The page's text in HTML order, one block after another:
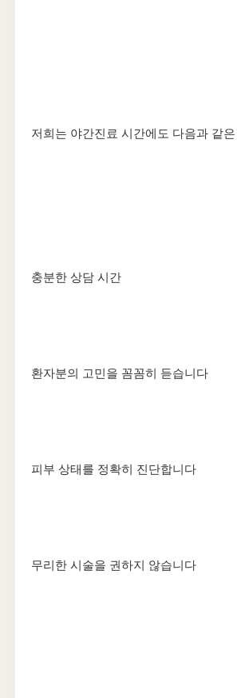
저희는 야간진료 시간에도 다음과 같
충분한 상담 시간
환자분의 고민을 꼼꼼히 듣습니다
피부 상태를 정확히 진단합니다
무리한 시술을 권하지 않습니다